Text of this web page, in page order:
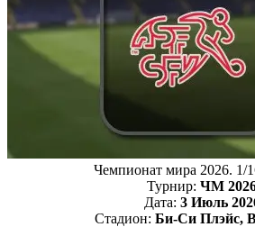
Чемпионат мира 2026. 1/
Турнир: ЧМ
Дата: 3 Июль
Стадион: Би-Си Плэйс,